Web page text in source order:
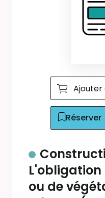
Ajouter
Réserver
ou de